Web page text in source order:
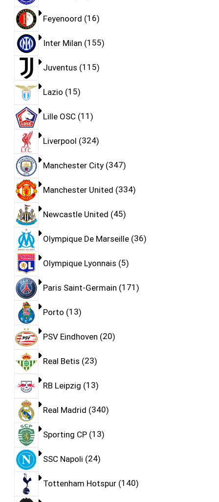
Feyenoord 16
Inter Milan 155
Juventus 115
Lazio 15
Lille OSC 11
Liverpool 324
Manchester City 347
Manchester United 334
Newcastle United 45
Olympique De Marseille 36
Olympique Lyonnais 5
Paris Saint-Germain 171
Porto 13
PSV Eindhoven 20
Real Betis 23
RB Leipzig 13
Real Madrid 340
Sporting CP 13
SSC Napoli 24
Tottenham Hotspur 140